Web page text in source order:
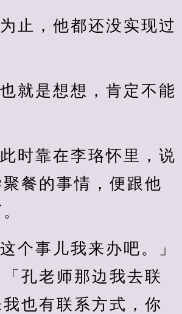
止，他都还没实现过
就是想想，肯定不能
时靠在李珞怀里，说
餐的事情，便跟他
这个事儿我来办吧。」
孔老师那边我去联
也有联系方式，你